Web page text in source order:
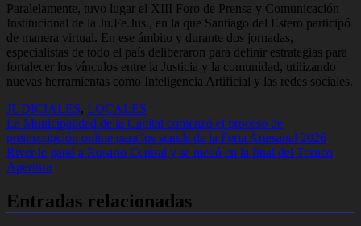
Paralelamente, tuvo lugar el XIII Foro de Prensa y Comunicación
Institucional de la Ju.Fe.Jus., en la que Santiago del Estero participó
de manera virtual. En ese ámbito y durante dos jornadas,
especialistas de todo el país deliberaron para definir estrategias para
fortalecer los vínculos entre la Justicia y la comunidad, utilizando
nuevas herramientas como Inteligencia Artificial y las redes sociales.
JUDICIALES, LOCALES
Navegación
de
entradas
La Municipalidad de la Capital comenzó el proceso de
preinscripción online para los stands de la Feria Artesanal 2026
River le ganó a Rosario Central y se metió en la final del Torneo
Apertura
Entradas relacionadas